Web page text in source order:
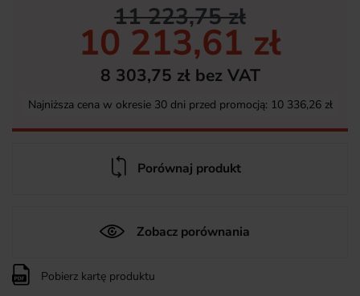
11 223,75 zł
10 213,61 zł
8 303,75 zł bez VAT
Najniższa cena w okresie 30 dni przed promocją: 10 336,26 zł
Porównaj produkt
Zobacz porównania
Pobierz kartę produktu